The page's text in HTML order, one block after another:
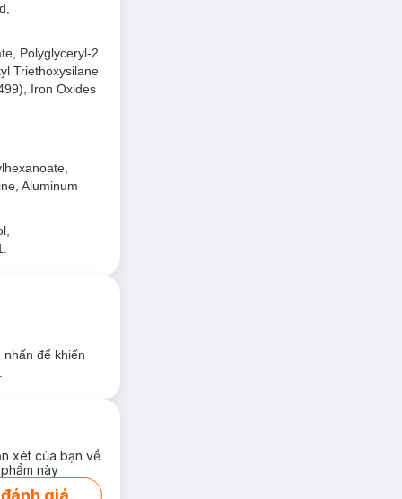
Polyglyceryl-2
Triethoxysilane
Iron Oxides
Aluminum
để khiến
xét của bạn về
này
giá